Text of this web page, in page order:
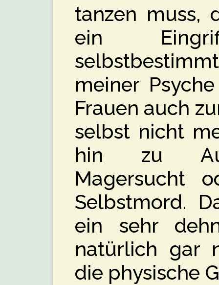
tanzen muss,
ein
meiner
Frauen auch
selbst nicht
hin zu
Magersucht
Selbstmord.
ein sehr
natürlich gar
die physische